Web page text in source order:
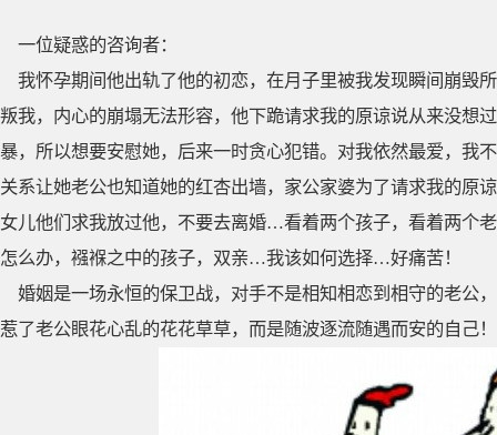
一位疑惑的咨询者：
我怀孕期间他出轨了他的初恋，在月子里被我发现瞬间崩毁
叛我，内心的崩塌无法形容，他下跪请求我的原谅说从来没想
暴，所以想要安慰她，后来一时贪心犯错。对我依然最爱，我
关系让她老公也知道她的红杏出墙，家公家婆为了请求我的原
女儿他们求我放过他，不要去离婚…看着两个孩子，看着两个
怎么办，襁褓之中的孩子，双亲…我该如何选择…好痛苦！
婚姻是一场永恒的保卫战，对手不是相知相恋到相守的老公
惹了老公眼花心乱的花花草草，而是随波逐流随遇而安的自己